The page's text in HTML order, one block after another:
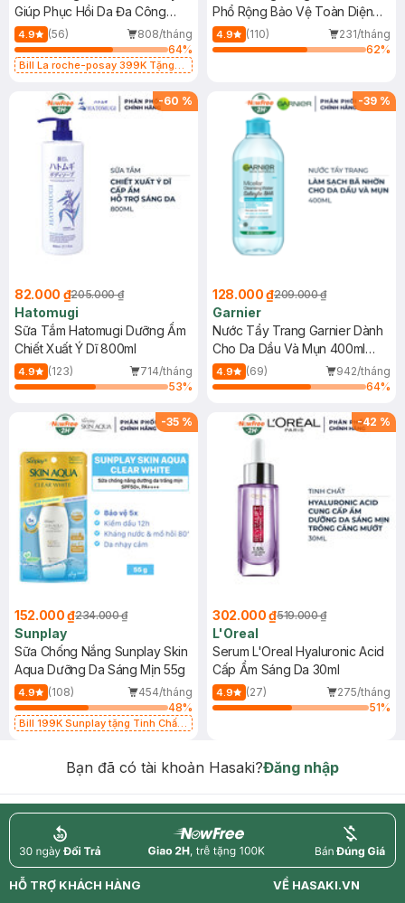
Giúp Phục Hồi Da Đa Công
Dụng 40ml
4.9 (56)
808/tháng
64%
Bill La roche-posay 399K Tặng
(SL có hạn)
Phổ Rộng Bảo Vệ Toàn Diện
40ml
4.9 (110)
231/tháng
62%
-60 %
82.000 ₫205.000 ₫
Hatomugi
Sữa Tắm Hatomugi Dưỡng Ẩm
Chiết Xuất Ý Dĩ 800ml
4.9 (123)
714/tháng
53%
-39 %
128.000 ₫209.000 ₫
Garnier
Nước Tẩy Trang Garnier Dành
Cho Da Dầu Và Mụn 400ml
(Mới)
4.9 (69)
942/tháng
64%
-35 %
152.000 ₫234.000 ₫
Sunplay
Sữa Chống Nắng Sunplay Skin
Aqua Dưỡng Da Sáng Mịn 55g
4.9 (108)
454/tháng
48%
Bill 199K Sunplay tặng Tinh Chất
-42 %
302.000 ₫519.000 ₫
L'Oreal
Serum L'Oreal Hyaluronic Acid
Cấp Ẩm Sáng Da 30ml
4.9 (27)
275/tháng
51%
Bạn đã có tài khoản Hasaki?Đăng nhập
return nowfree price
HỖ TRỢ KHÁCH HÀNG
VỀ HASAKI.VN